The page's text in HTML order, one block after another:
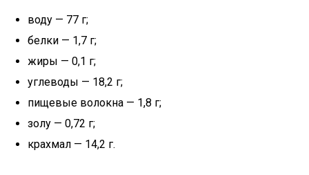
воду — 77 г;
белки — 1,7 г;
жиры — 0,1 г;
углеводы — 18,2 г;
пищевые волокна — 1,8 г;
золу — 0,72 г;
крахмал — 14,2 г.